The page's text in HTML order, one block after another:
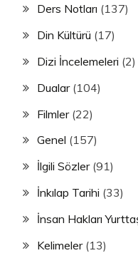
Ders Notları (137)
Din Kültürü (17)
Dizi İncelemeleri (2)
Dualar(104)
Filmler(22)
Genel (157)
İlgili Sözler(91)
İnkılap Tarihi (33)
İnsan Hakları
Kelimeler(13)